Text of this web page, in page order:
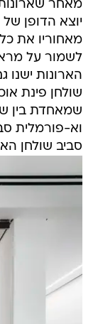
מאחר
יוצא הדופן
מאחוריו את
לשמור על
הארונות ישנו
שולחן פינת
שמאחדת בין
וא-פורמלית
סביב שולחן